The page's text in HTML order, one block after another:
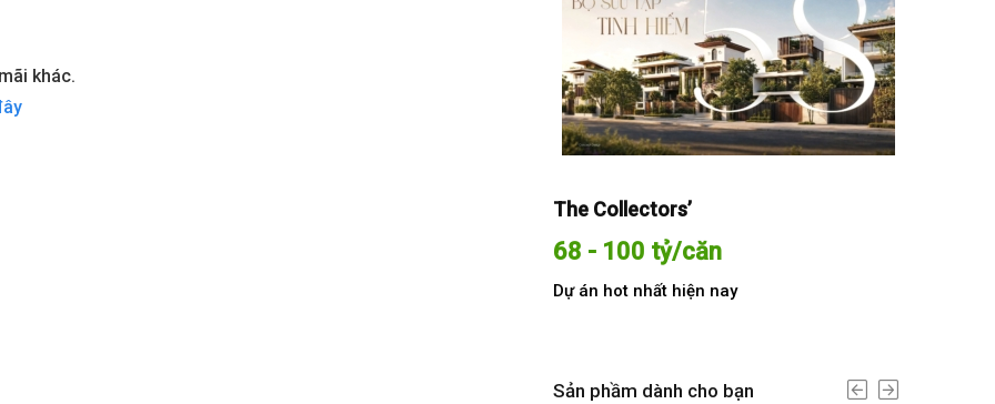
khác.
The Collectors’
68 - 100 tỷ/căn
Dự án hot nhất hiện nay
Sản phầm dành cho bạn